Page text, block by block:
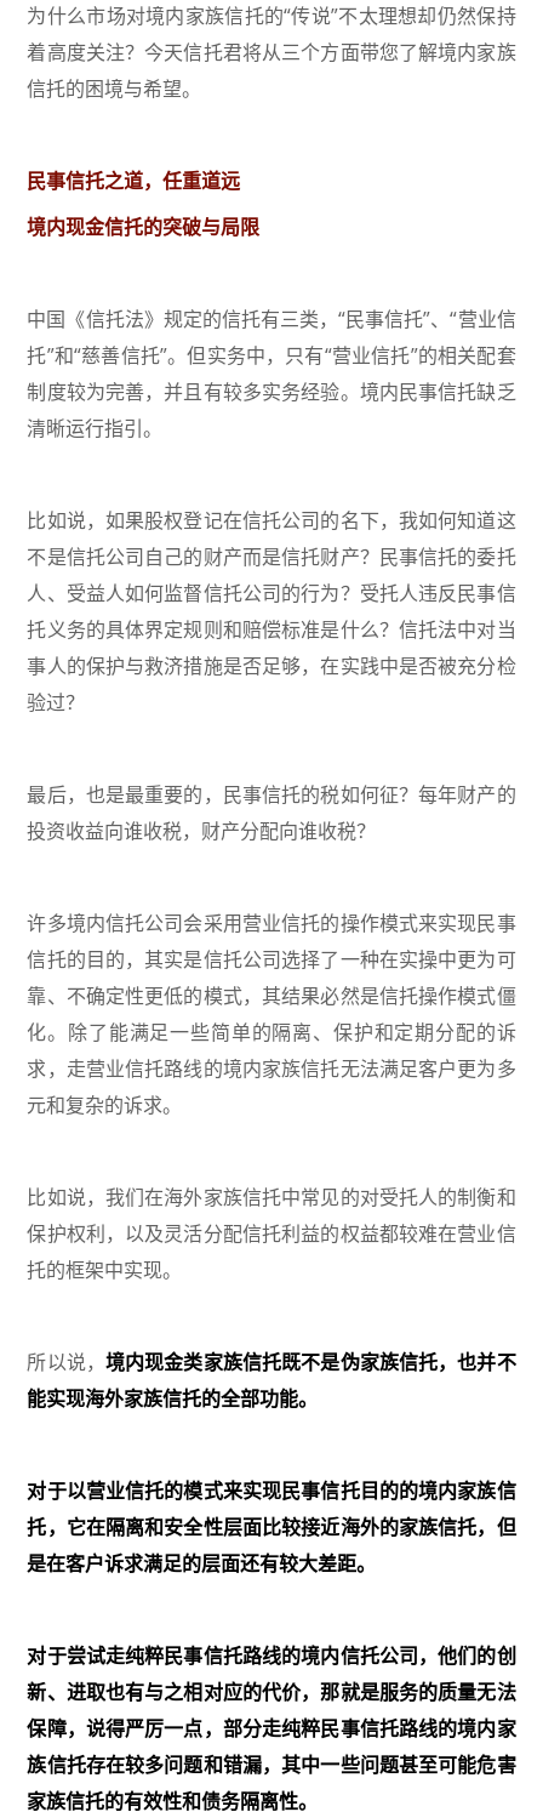
为什么市场对境内家族信托的“传说”不太理想却仍然保持
着高度关注？今天信托君将从三个方面带您了解境内家族
信托的困境与希望。
民事信托之道，任重道远
境内现金信托的突破与局限
中国《信托法》规定的信托有三类，“民事信托”、“营业信
托”和“慈善信托”。但实务中，只有“营业信托”的相关配套
制度较为完善，并且有较多实务经验。境内民事信托缺乏
清晰运行指引。
比如说，如果股权登记在信托公司的名下，我如何知道这
不是信托公司自己的财产而是信托财产？民事信托的委托
人、受益人如何监督信托公司的行为？受托人违反民事信
托义务的具体界定规则和赔偿标准是什么？信托法中对当
事人的保护与救济措施是否足够，在实践中是否被充分检
验过？
最后，也是最重要的，民事信托的税如何征？每年财产的
投资收益向谁收税，财产分配向谁收税？
许多境内信托公司会采用营业信托的操作模式来实现民事
信托的目的，其实是信托公司选择了一种在实操中更为可
靠、不确定性更低的模式，其结果必然是信托操作模式僵
化。除了能满足一些简单的隔离、保护和定期分配的诉
求，走营业信托路线的境内家族信托无法满足客户更为多
元和复杂的诉求。
比如说，我们在海外家族信托中常见的对受托人的制衡和
保护权利，以及灵活分配信托利益的权益都较难在营业信
托的框架中实现。
所以说， 境内现金类家族信托既不是伪家族信托，也并不
能实现海外家族信托的全部功能。
对于以营业信托的模式来实现民事信托目的的境内家族信
托，它在隔离和安全性层面比较接近海外的家族信托，但
是在客户诉求满足的层面还有较大差距。
对于尝试走纯粹民事信托路线的境内信托公司，他们的创
新、进取也有与之相对应的代价，那就是服务的质量无法
保障，说得严厉一点，部分走纯粹民事信托路线的境内家
族信托存在较多问题和错漏，其中一些问题甚至可能危害
家族信托的有效性和债务隔离性。